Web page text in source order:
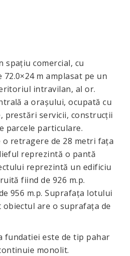
spațiu comercial, cu
m amplasat pe un
intravilan, al or.
a orașului, ocupată cu
prestări servicii, construcții
parcele particulare.
retragere de 28 metri fața
reprezintă o pantă
reprezintă un edificiu
fiind de 926 m.p.
956 m.p. Suprafața lotului
obiectul are o suprafața de
fundatiei este de tip pahar
monolit.